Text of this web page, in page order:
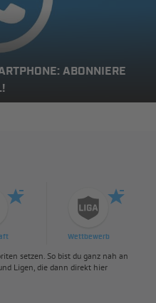
ABONNIERE
Wettbewerb
setzen. So bist du ganz nah an
Ligen, die dann direkt hier